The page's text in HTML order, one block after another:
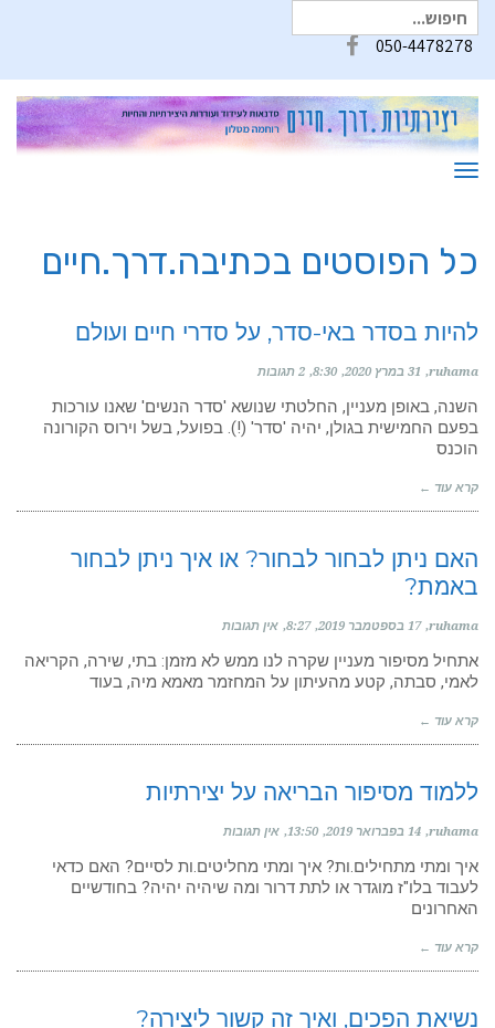
חיפוש
עבור:
050-4478278
Facebook
תפריט
כל הפוסטים בכתיבה.דרך.חיים
להיות בסדר באי-סדר, על סדרי חיים ועולם
ruhama 31 במרץ 2020 8:30 2 תגובות
השנה, באופן מעניין, החלטתי שנושא 'סדר הנשים' שאנו עורכות
בפעם החמישית בגולן, יהיה 'סדר' (!). בפועל, בשל וירוס הקורונה
הוכנס
קרא עוד ←
האם ניתן לבחור לבחור? או איך ניתן לבחור
באמת?
ruhama 17 בספטמבר 2019 8:27 אין תגובות
אתחיל מסיפור מעניין שקרה לנו ממש לא מזמן: בתי, שירה, הקריאה
לאמי, סבתה, קטע מהעיתון על המחזמר מאמא מיה, בעוד
קרא עוד ←
ללמוד מסיפור הבריאה על יצירתיות
ruhama 14 בפברואר 2019 13:50 אין תגובות
איך ומתי מתחילים.ות? איך ומתי מחליטים.ות לסיים? האם כדאי
לעבוד בלו"ז מוגדר או לתת דרור ומה שיהיה יהיה? בחודשיים
האחרונים
קרא עוד ←
נשיאת הפכים, ואיך זה קשור ליצירה?